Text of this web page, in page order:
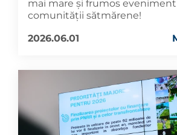
mai mare și frumos eveniment
comunității sătmărene!
2026.06.01